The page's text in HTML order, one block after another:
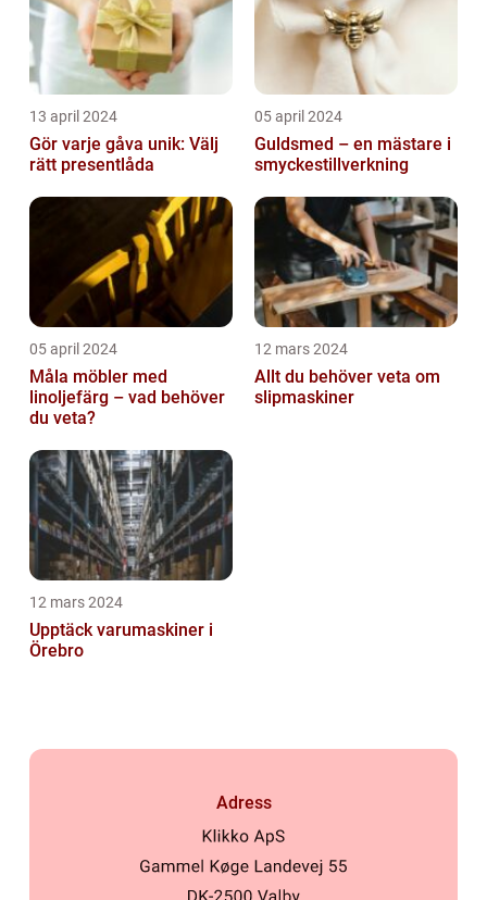
13 april 2024
Gör varje gåva unik: Välj
rätt presentlåda
05 april 2024
Guldsmed – en mästare i
smyckestillverkning
05 april 2024
Måla möbler med
linoljefärg – vad behöver
du veta?
12 mars 2024
Allt du behöver veta om
slipmaskiner
12 mars 2024
Upptäck varumaskiner i
Örebro
Adress